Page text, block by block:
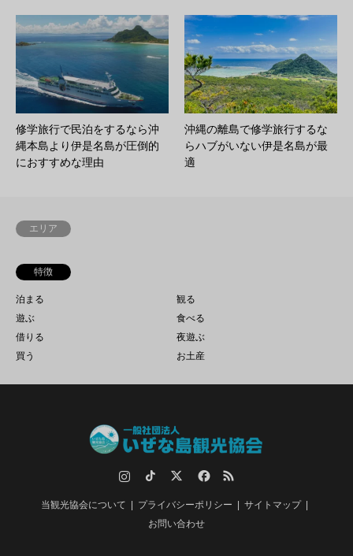
修学旅行で民泊をするなら沖
縄本島より伊是名島が圧倒的
におすすめな理由
沖縄の離島で修学旅行するな
らハブがいない伊是名島が最
適
エリア
特徴
泊まる
観る
遊ぶ
食べる
借りる
夜遊ぶ
買う
お土産
Facebook RSS
当観光協会について プライバシーポリシー
サイトマップ
お問い合わせ